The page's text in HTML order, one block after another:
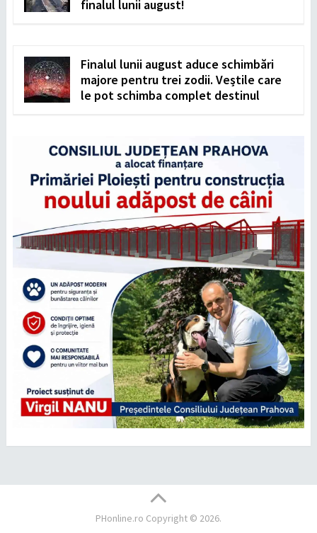
finalul lunii august!
Finalul lunii august aduce schimbări
majore pentru trei zodii. Veștile care
le pot schimba complet destinul
PHonline.ro Copyright © 2026.